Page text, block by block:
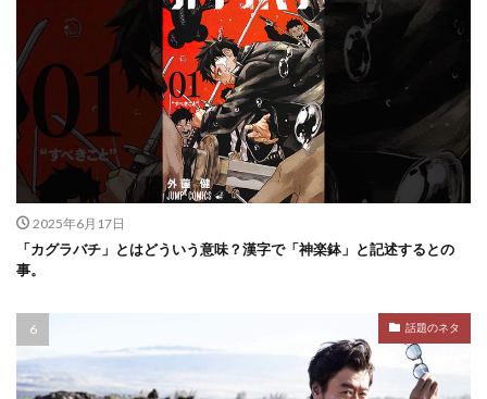
2025年6月17日
「カグラバチ」とはどういう意味？漢字で「神楽鉢」と記述するとの
事。
話題のネタ